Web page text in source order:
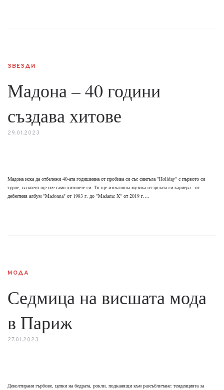
ЗВЕЗДИ
Мадона – 40 години
създава хитове
29.01.2023
Мадона иска да отбележи 40-ата годишнина от пробива си със сингъла "Holiday" с първото си
турне, на което ще пее само хитовете си. Тя ще изпълнява музика от цялата си кариера - от
дебютния албум "Madonna" от 1983 г. до "Madame X" от 2019 г.…
МОДА
Седмица на висшата мода
в Париж
27.01.2023
Деколтирани гърбове, цепки на бедрата, рокли, подканящи към разсъбличане: тенденцията за